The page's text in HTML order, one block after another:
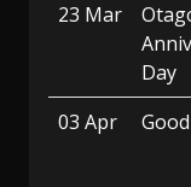
23 Mar
Day
03 Apr